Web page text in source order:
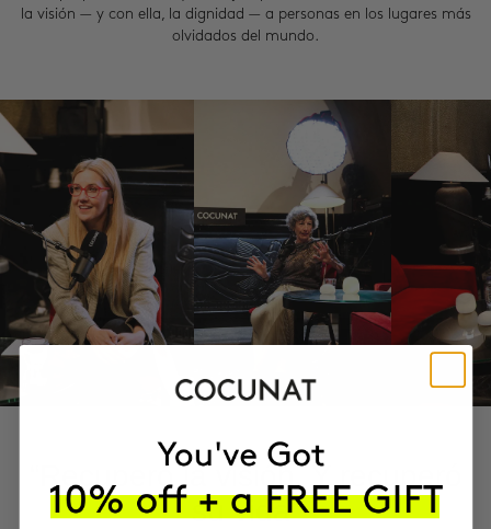
la visión — y con ella, la dignidad — a personas en los lugares más
olvidados del mundo.
“Recuperó la visión. Y recuperó
su vida”